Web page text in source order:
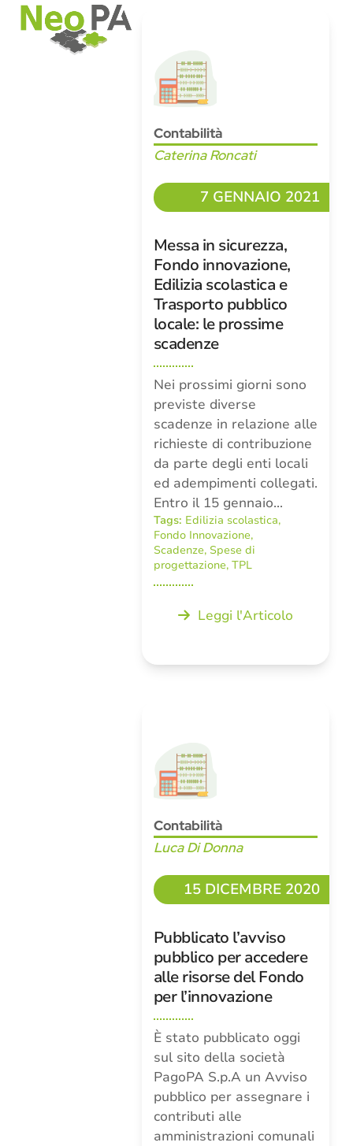
SkipOpen
mobile
menu
Close
mobile
menu
Contabilità
Caterina Roncati
7 GENNAIO 2021
Messa in sicurezza,
Fondo innovazione,
Edilizia scolastica e
Trasporto pubblico
locale: le prossime
scadenze
Nei prossimi giorni sono
previste diverse
scadenze in relazione alle
richieste di contribuzione
da parte degli enti locali
ed adempimenti collegati.
Entro il 15 gennaio…
Tags: Edilizia scolastica,
Fondo Innovazione,
Scadenze, Spese di
progettazione, TPL
Leggi l'Articolo
Contabilità
Luca Di Donna
15 DICEMBRE 2020
Pubblicato l’avviso
pubblico per accedere
alle risorse del Fondo
per l’innovazione
È stato pubblicato oggi
sul sito della società
PagoPA S.p.A un Avviso
pubblico per assegnare i
contributi alle
amministrazioni comunali